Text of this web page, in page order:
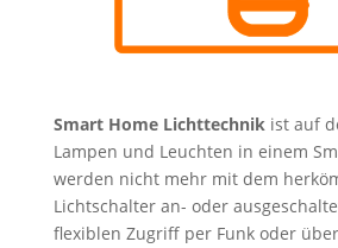
Smart Home Lichttechnikist auf
Lampen und Leuchten in einem
werden nicht mehr mit dem
Lichtschalter an- oder
flexiblen Zugriff per Funk oder